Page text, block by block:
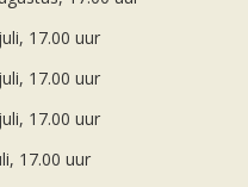
17.00 uur
17.00 uur
17.00 uur
17.00 uur